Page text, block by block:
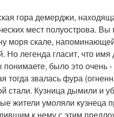
гора демерджи,
мест полуострова.
моря скале,
Но легенда гласит, что
понимаете, было это
тогда звалась фура
стали. Кузница дымили и
жители умоляли кузнеца